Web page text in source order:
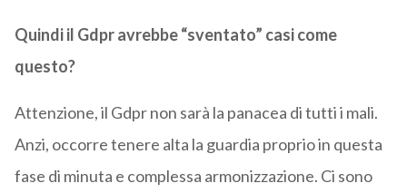
Quindi il Gdpr avrebbe “sventato” casi come
questo?
Attenzione, il Gdpr non sarà la panacea di tutti i mali.
Anzi, occorre tenere alta la guardia proprio in questa
fase di minuta e complessa armonizzazione. Ci sono